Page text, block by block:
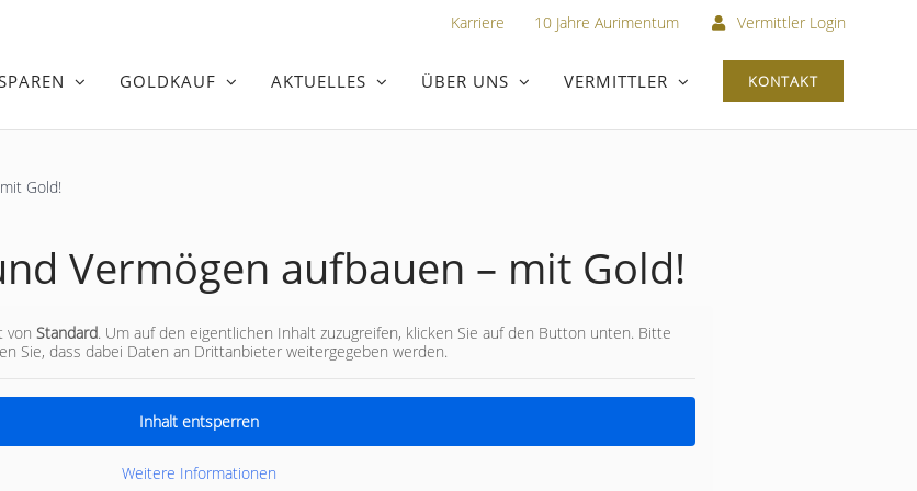
Karriere 10 Jahre Aurimentum Vermittler Login
GOLDKAUF AKTUELLES ÜBER UNS VERMITTLER KONTAKT
Gold!
Vermögen aufbauen – mit Gold!
20. März 2024
von Standard. Um auf den eigentlichen Inhalt zuzugreifen, klicken Sie auf den Button unten. Bitte
Sie, dass dabei Daten an Drittanbieter weitergegeben werden.
Inhalt entsperren
Weitere Informationen